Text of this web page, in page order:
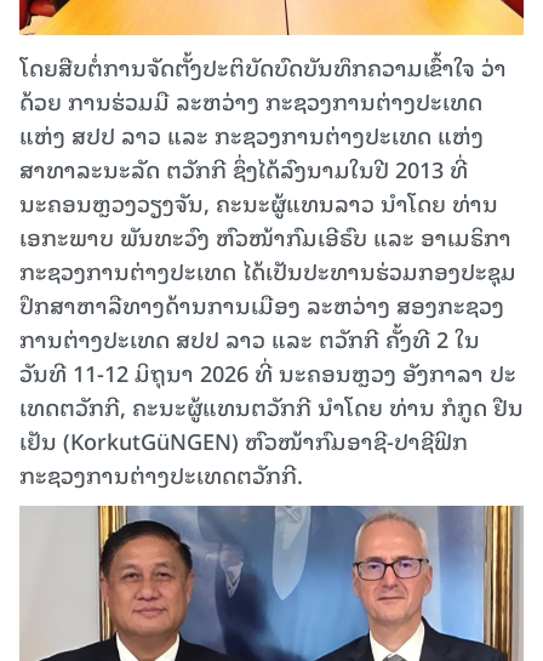
ໂດຍສືບຕໍ່ການຈັດຕັ້ງປະຕິບັດບົດບັນທຶກຄວາມເຂົ້າໃຈ ວ່າ
ດ້ວຍ​ ການຮ່ວມມື ລະຫວ່າງ ກະຊວງການຕ່າງປະເທດ
ແຫ່ງ ສປປ ລາວ ແລະ ກະຊວງການຕ່າງປະເທດ ແຫ່ງ
ສາທາລະນະລັດ ຕວັກກີ ຊຶ່ງໄດ້ລົງນາມໃນປີ 2013 ທີ່
ນະຄອນຫຼວງວຽງຈັນ, ຄະນະຜູ້ແທນລາວ ນໍາໂດຍ ທ່ານ
ເອກະພາບ ພັນທະວົງ ຫົວໜ້າກົມເອີຣົບ ແລະ ອາເມຣິກາ
ກະຊວງການຕ່າງປະເທດ ໄດ້ເປັນປະທານຮ່ວມກອງປະຊຸມ
ປຶກສາຫາລືທາງດ້ານການເມືອງ ລະຫວ່າງ ສອງກະຊວງ
ການຕ່າງປະເທດ ສປປ​ ລາວ ແລະ ຕວັກກີ ຄັ້ງທີ 2 ໃນ
ວັນທີ 11-12 ມິຖຸນາ 2026 ທີ່ ​ນະຄອນຫຼວງ​ ອັງກາລາ ປະ
ເທດຕວັກກີ, ຄະນະຜູ້ແທນຕວັກກີ ນໍາໂດຍ ທ່ານ ກໍກູດ ຢືນ
ເຢັນ (KorkutGüNGEN) ຫົວໜ້າກົມອາຊີ-ປາຊີຟິກ
ກະຊວງການຕ່າງປະເທດຕວັກກີ.